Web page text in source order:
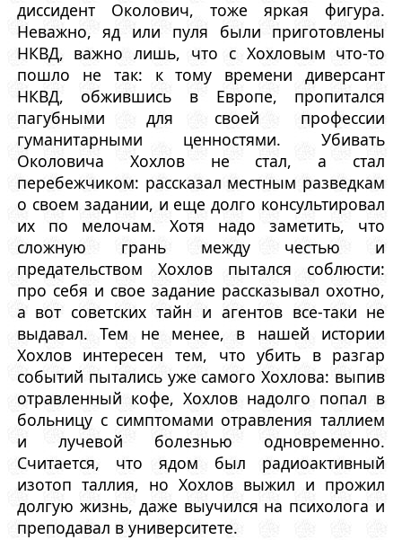
диссидент Околович, тоже яркая фигура.
Неважно, яд или пуля были приготовлены
НКВД, важно лишь, что с Хохловым что-то
пошло не так: к тому времени диверсант
НКВД, обжившись в Европе, пропитался
пагубными для своей профессии
гуманитарными ценностями. Убивать
Околовича Хохлов не стал, а стал
перебежчиком: рассказал местным разведкам
о своем задании, и еще долго консультировал
их по мелочам. Хотя надо заметить, что
сложную грань между честью и
предательством Хохлов пытался соблюсти:
про себя и свое задание рассказывал охотно,
а вот советских тайн и агентов все-таки не
выдавал. Тем не менее, в нашей истории
Хохлов интересен тем, что убить в разгар
событий пытались уже самого Хохлова: выпив
отравленный кофе, Хохлов надолго попал в
больницу с симптомами отравления таллием
и лучевой болезнью одновременно.
Считается, что ядом был радиоактивный
изотоп таллия, но Хохлов выжил и прожил
долгую жизнь, даже выучился на психолога и
преподавал в университете.